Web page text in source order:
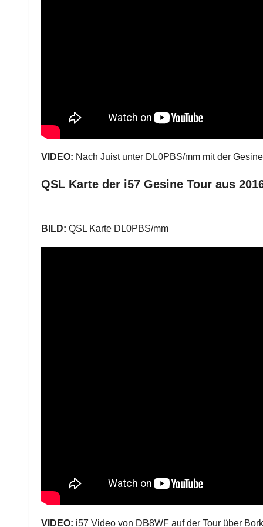
VIDEO: Nach Juist unter DL0PBS/mm mit der
QSL Karte der i57 Gesine Tour aus
BILD: QSL Karte DL0PBS/mm
VIDEO: i57 Video von DB8WF auf der Tour über